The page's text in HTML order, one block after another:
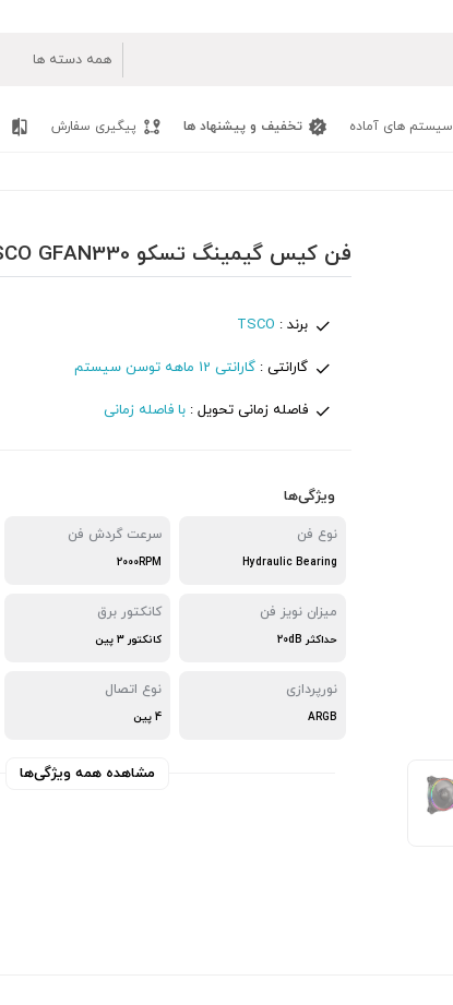
سیستم های آماده تخفیف و پیشنهاد ها پیگیری سفارش
فن کیس گیمینگ تسکو TSCO GFAN330 ( بسته سه عددی )
برند : TSCO
گارانتی : گارانتی 12 ماهه توسن سیستم
فاصله زمانی تحویل : با فاصله زمانی
ویژگی‌ها
نوع فن
Hydraulic Bearing
سرعت گردش فن
2000RPM
میزان نویز فن
حداکثر 20dB
کانکتور برق
کانکتور ۳ پین
نورپردازی
ARGB
نوع اتصال
4 پین
مشاهده همه ویژگی‌ها